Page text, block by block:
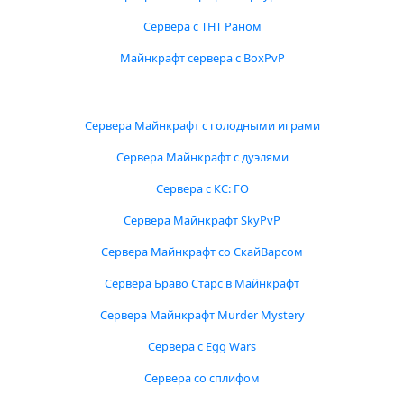
Сервера с ТНТ Раном
Майнкрафт сервера с BoxPvP
Сервера Майнкрафт с голодными играми
Сервера Майнкрафт с дуэлями
Сервера с КС: ГО
Сервера Майнкрафт SkyPvP
Сервера Майнкрафт со СкайВарсом
Сервера Браво Старс в Майнкрафт
Сервера Майнкрафт Murder Mystery
Сервера с Egg Wars
Сервера со сплифом